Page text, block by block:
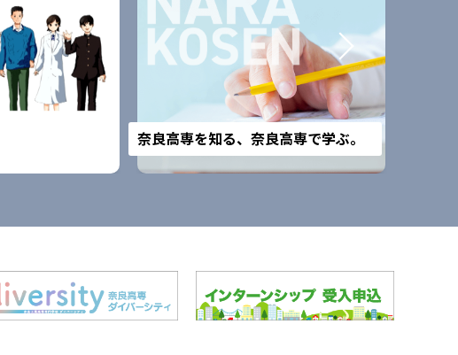
奈良高専を知る、奈良高専で学ぶ。